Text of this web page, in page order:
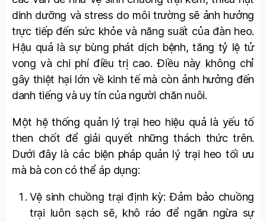
dinh dưỡng và stress do môi trường sẽ ảnh hưởng
trực tiếp đến sức khỏe và năng suất của đàn heo.
Hậu quả là sự bùng phát dịch bệnh, tăng tỷ lệ tử
vong và chi phí điều trị cao. Điều này không chỉ
gây thiệt hại lớn về kinh tế mà còn ảnh hưởng đến
danh tiếng và uy tín của người chăn nuôi.
Một hệ thống quản lý trại heo hiệu quả là yếu tố
then chốt để giải quyết những thách thức trên.
Dưới đây là các biện pháp quản lý trại heo tối ưu
mà bà con có thể áp dụng:
Vệ sinh chuồng trại định kỳ: Đảm bảo chuồng
trại luôn sạch sẽ, khô ráo để ngăn ngừa sự